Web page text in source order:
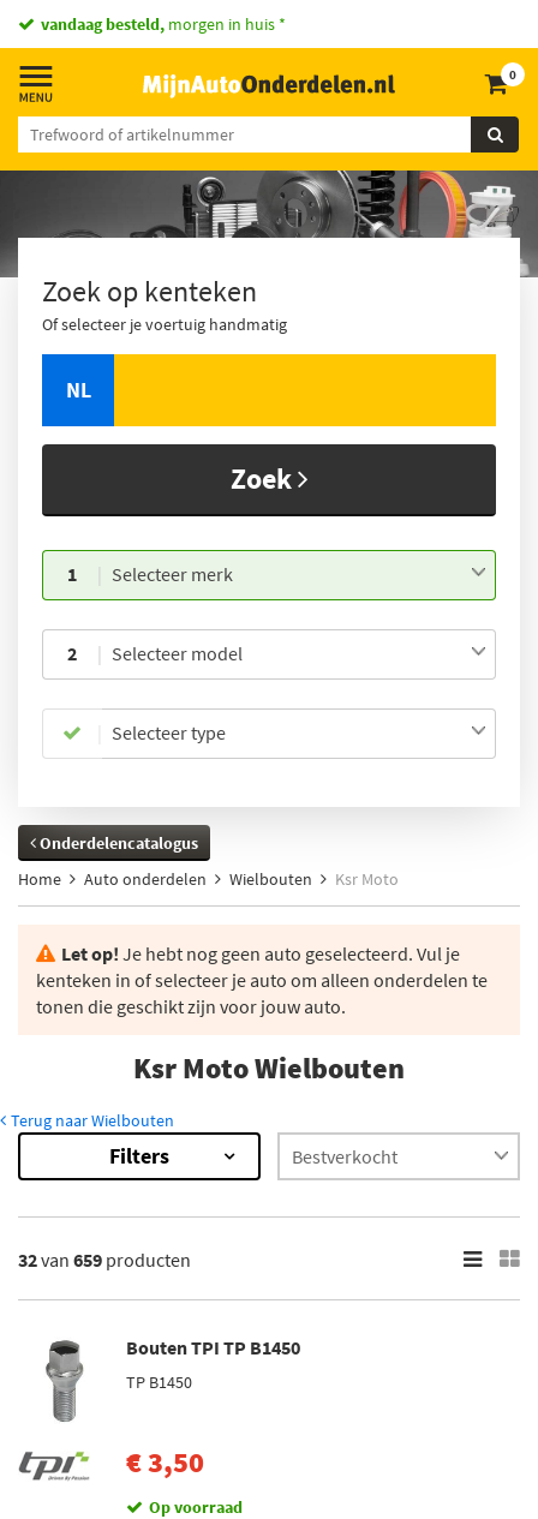
vandaag besteld, morgen in huis *
0
Zoek op kenteken
Of selecteer je voertuig handmatig
NL
Zoek
1 Selecteer merk
2 Selecteer model
Selecteer type
Onderdelencatalogus
Home
Auto onderdelen Wielbouten Ksr Moto
Let op! Je hebt nog geen auto geselecteerd. Vul je
kenteken in of selecteer je auto om alleen onderdelen te
tonen die geschikt zijn voor jouw auto.
Ksr Moto Wielbouten
Terug naar Wielbouten
Resultaten
×
Mijnautoonderdelen (5)
TPI (36)
Toon meer
Filters
32van 659 producten
Bouten TPI TP B1450
TP B1450
€ 3,50
Op voorraad